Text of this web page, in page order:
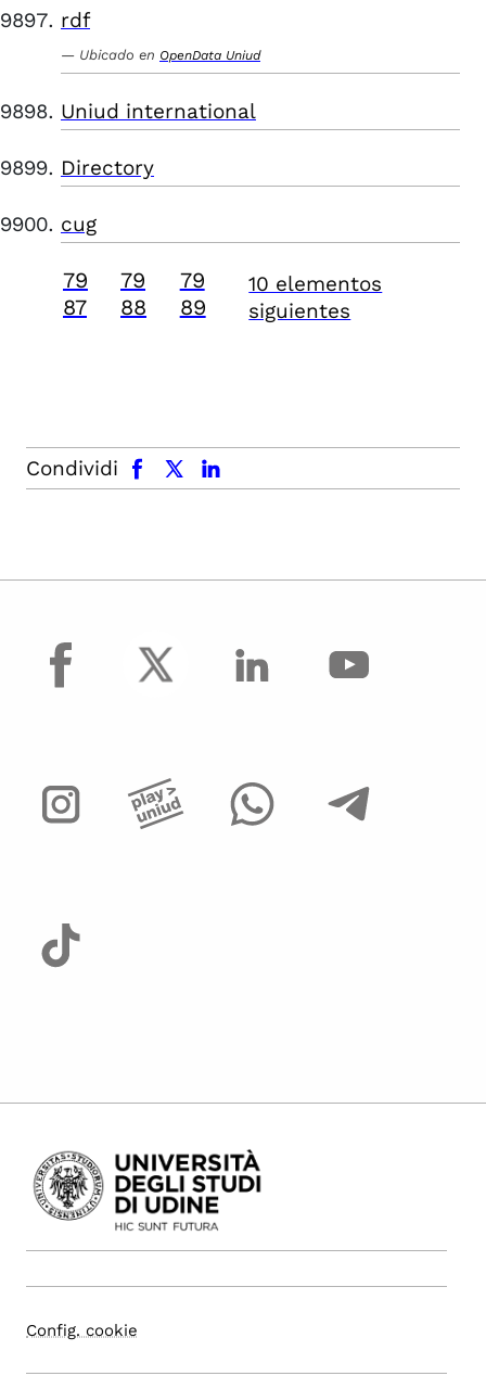
rdf
Ubicado en OpenData Uniud
Uniud international
Directory
cug
79
87
79
88
79
89
10 elementos
siguientes
Condividi
facebook x.com linkedin
facebook
Config. cookie